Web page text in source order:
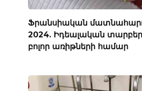
Ֆրանսիական
2024. Իդեալական
բոլոր առիթների համար